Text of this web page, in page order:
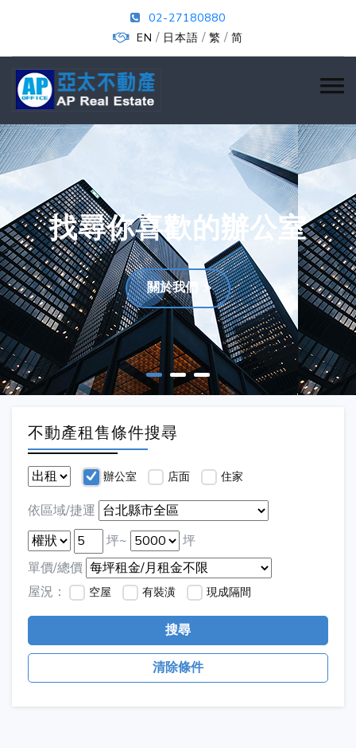
02-27180880
EN / 日本語 / 繁 / 简
找尋你喜歡的辦公室
關於我們
不動產租售條件搜尋
辦公室 店面 住家
依區域/捷運
坪~
坪
單價/總價
屋況：
空屋 有裝潢 現成隔間
搜尋
清除條件